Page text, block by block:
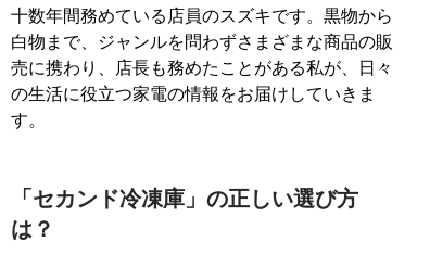
十数年間務めている店員のスズキです。黒物から
白物まで、ジャンルを問わずさまざまな商品の販
売に携わり、店長も務めたことがある私が、日々
の生活に役立つ家電の情報をお届けしていきま
す。
「セカンド冷凍庫」の正しい選び方
は？